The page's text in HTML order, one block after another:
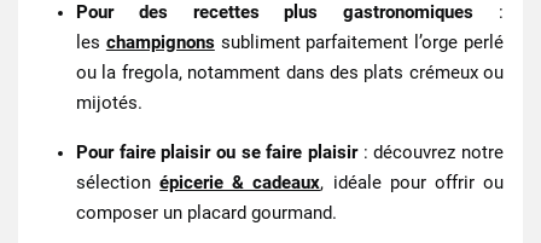
Pour des recettes plus gastronomiques :
les champignonssubliment parfaitement l’orge perlé
ou la fregola, notamment dans des plats crémeux ou
mijotés.
Pour faire plaisir ou se faire plaisir: découvrez notre
sélectionépicerie & cadeaux, idéale pour offrir ou
composer un placard gourmand.